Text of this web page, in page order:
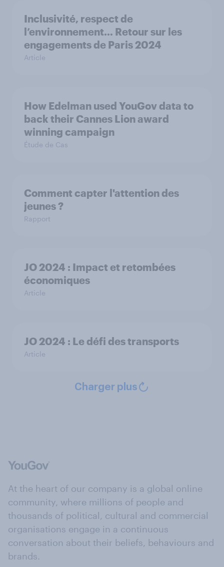
Inclusivité, respect de
l’environnement… Retour sur les
engagements de Paris 2024
Article
How Edelman used YouGov data to
back their Cannes Lion award
winning campaign
Étude de Cas
Comment capter l'attention des
jeunes ?
Rapport
JO 2024 : Impact et retombées
économiques
Article
JO 2024 : Le défi des transports
Article
Charger plus
At the heart of our company is a global online
community, where millions of people and
thousands of political, cultural and commercial
organisations engage in a continuous
conversation about their beliefs, behaviours and
brands.